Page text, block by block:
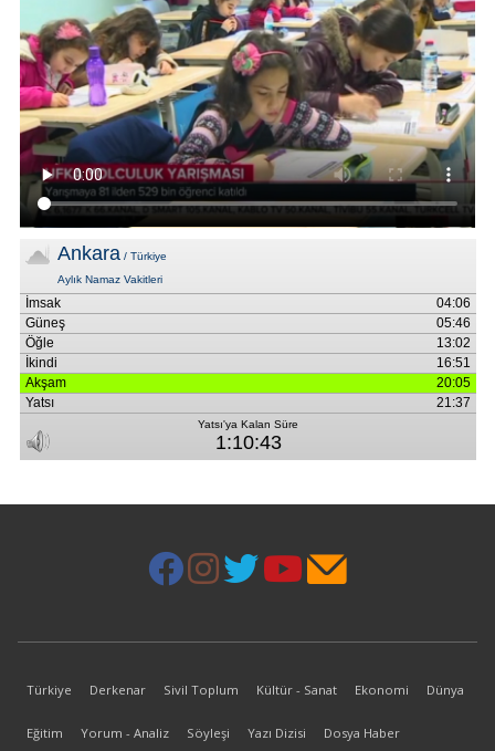
Türkiye Derkenar Sivil Toplum Kültür - Sanat Ekonomi Dünya
Eğitim Yorum - Analiz Söyleşi Yazı Dizisi Dosya Haber